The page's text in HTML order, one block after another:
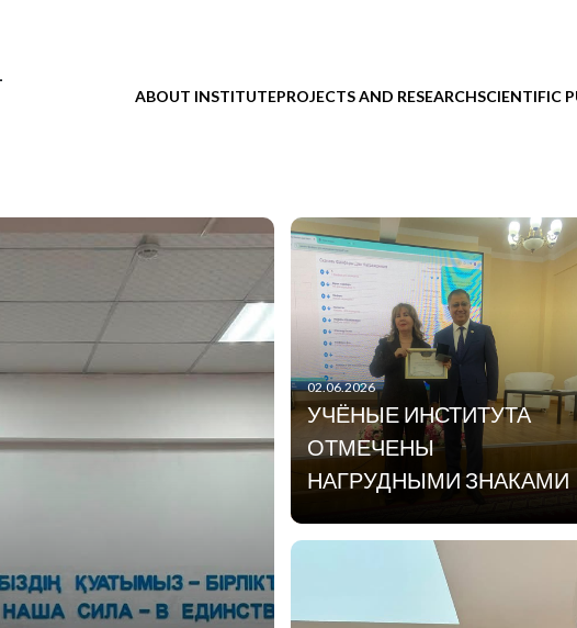
ABOUT INSTITUTEPROJECTS AND RESEARCHSCIENTIFIC
02.06.2026
УЧЁНЫЕ ИНСТИТУТА
ОТМЕЧЕНЫ
НАГРУДНЫМИ ЗНАКАМИ